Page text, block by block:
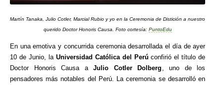
Martín Tanaka, Julio Cotler, Marcial Rubio y yo en la Ceremonia de Distición a nuestro
querido Doctor Honoris Causa. Foto cortesía: PuntoEdu
En una emotiva y concurrida ceremonia desarrollada el día de ayer
10 de Junio, la Universidad Católica del Perúconfirió el título de
Doctor Honoris Causa aJulio Cotler Dolberg , uno de los
pensadores más notables del Perú. La ceremonia se desarrolló en